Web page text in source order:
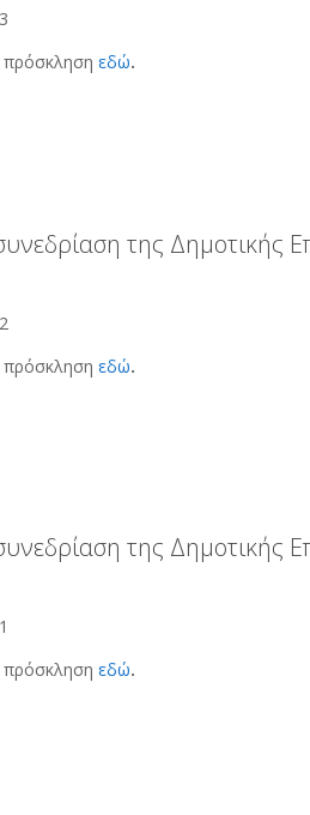
πρόσκλησηεδώ.
της Δημοτικής
πρόσκλησηεδώ.
της Δημοτικής
πρόσκλησηεδώ.